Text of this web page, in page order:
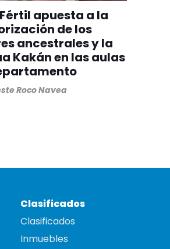
apuesta a la
de los
ancestrales y la
Kakán en las aulas
Roco Navea
Clasificados
Clasificados
Inmuebles